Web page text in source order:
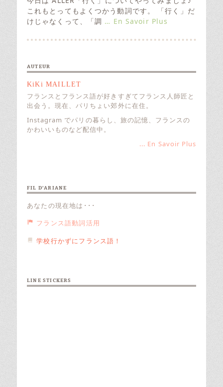
d
o
n
これもとってもよくつかう動詞です。 「行く」だ
けじゃなくって、「調 … En Savoir Plus
AUTEUR
KiKi MAILLET
フランスとフランス語が好きすぎてフランス人師匠と
出会う。現在、パリちょい郊外に在住。
Instagram でパリの暮らし、旅の記憶、フランスの
かわいいものなど配信中。
... En Savoir Plus
FIL D’ARIANE
あなたの現在地は･･･
フランス語動詞活用
学校行かずにフランス語！
LINE STICKERS